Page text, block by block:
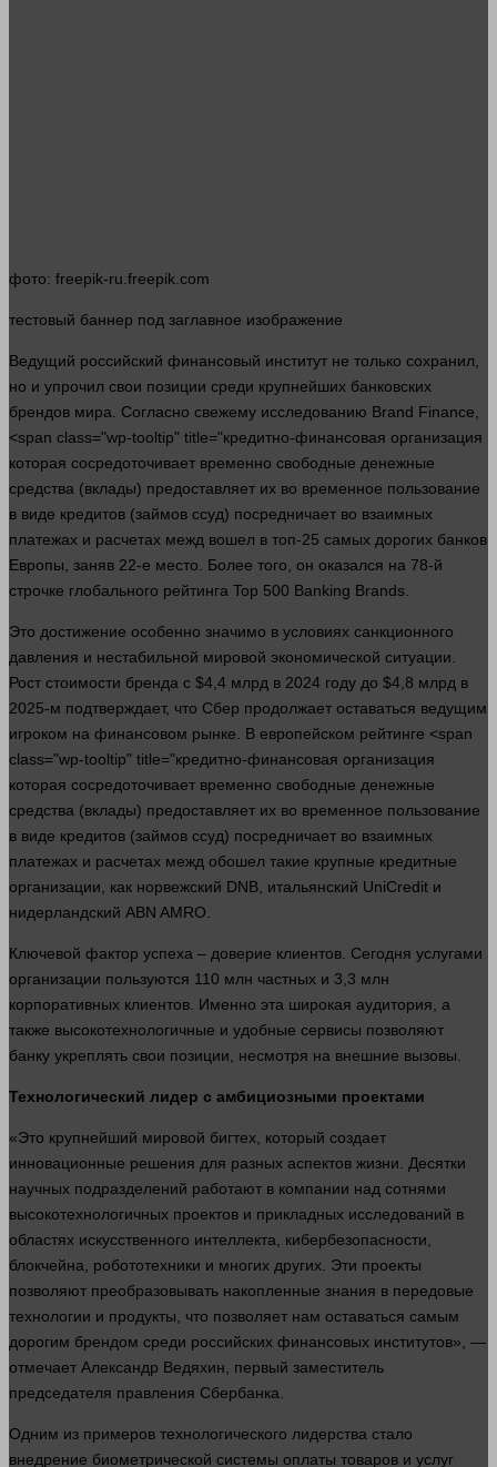
фото: freepik-ru.freepik.com
тестовый баннер под заглавное изображение
Ведущий российский финансовый институт не только сохранил,
но и упрочил свои позиции среди крупнейших банковских
брендов мира. Согласно свежему исследованию Brand Finance,
<span class="wp-tooltip" title="кредитно-финансовая организация
которая сосредоточивает временно свободные денежные
средства (вклады) предоставляет их во временное пользование
в виде кредитов (займов ссуд) посредничает во взаимных
платежах и расчетах межд вошел в топ-25 самых дорогих банков
Европы, заняв 22-е место . Более того, он оказался на 78-й
строчке глобального рейтинга Top 500 Banking Brands.
Это достижение особенно значимо в условиях санкционного
давления и нестабильной мировой экономической ситуации.
Рост стоимости бренда с $4,4 млрд в 2024 году до $4,8 млрд в
2025-м подтверждает, что Сбер продолжает оставаться ведущим
игроком на финансовом рынке. В европейском рейтинге <span
class="wp-tooltip" title="кредитно-финансовая организация
которая сосредоточивает временно свободные денежные
средства (вклады) предоставляет их во временное пользование
в виде кредитов (займов ссуд) посредничает во взаимных
платежах и расчетах межд обошел такие крупные кредитные
организации, как норвежский DNB, итальянский UniCredit и
нидерландский ABN AMRO.
Ключевой фактор успеха – доверие клиентов . Сегодня услугами
организации пользуются 110 млн частных и 3,3 млн
корпоративных клиентов . Именно эта широкая аудитория, а
также высокотехнологичные и удобные сервисы позволяют
банку укреплять свои позиции, несмотря на внешние вызовы.
Технологический лидер с амбициозными проектами
«Это крупнейший мировой бигтех, который создает
инновационные решения для разных аспектов жизни . Десятки
научных подразделений работают в компании над сотнями
высокотехнологичных проектов и прикладных исследований в
областях искусственного интеллекта, кибербезопасности,
блокчейна, робототехники и многих других. Эти проекты
позволяют преобразовывать накопленные знания в передовые
технологии и продукты, что позволяет нам оставаться самым
дорогим брендом среди российских финансовых институтов», —
отмечает Александр Ведяхин, первый заместитель
председателя правления Сбербанка.
Одним из примеров технологического лидерства стало
внедрение биометрической системы оплаты товаров и услуг